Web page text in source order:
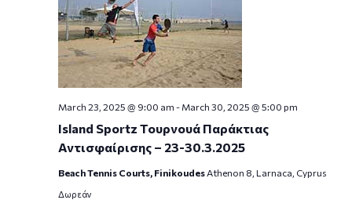
Island Sportz Τουρνουά Παράκτιας
Αντισφαίρισης – 23-30.3.2025
March 23, 2025 @ 9:00 am - March 30, 2025 @ 5:00 pm
Beach Tennis Courts, Finikoudes Athenon 8, Larnaca, Cyprus
Δωρεάν